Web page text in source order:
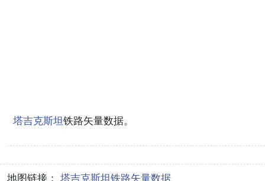
塔吉克斯坦铁路矢量数据。
地图链接： 塔吉克斯坦铁路矢量数据